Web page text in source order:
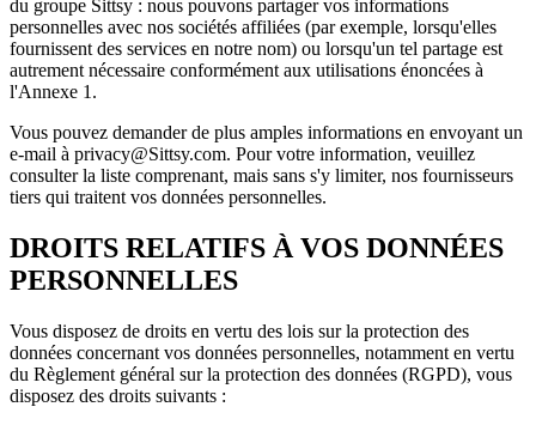
du groupe Sittsy : nous pouvons partager vos informations
personnelles avec nos sociétés affiliées (par exemple, lorsqu'elles
fournissent des services en notre nom) ou lorsqu'un tel partage est
autrement nécessaire conformément aux utilisations énoncées à
l'Annexe 1.
Vous pouvez demander de plus amples informations en envoyant un
e-mail à privacy@Sittsy.com. Pour votre information, veuillez
consulter la liste comprenant, mais sans s'y limiter, nos fournisseurs
tiers qui traitent vos données personnelles.
DROITS RELATIFS À VOS DONNÉES
PERSONNELLES
Vous disposez de droits en vertu des lois sur la protection des
données concernant vos données personnelles, notamment en vertu
du Règlement général sur la protection des données (RGPD), vous
disposez des droits suivants :